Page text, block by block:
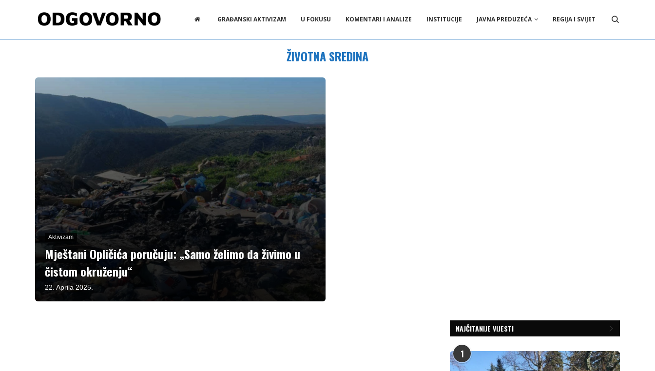
GRAĐANSKI AKTIVIZAM U FOKUSU KOMENTARI I ANALIZE INSTITUCIJE JAVNA PREDUZEĆA REGIJA I SVIJET
ŽIVOTNA SREDINA
Aktivizam
Mještani Opličića poručuju: „Samo želimo da živimo u
čistom okruženju“
22. Aprila 2025.
NAJČITANIJE VIJESTI
1